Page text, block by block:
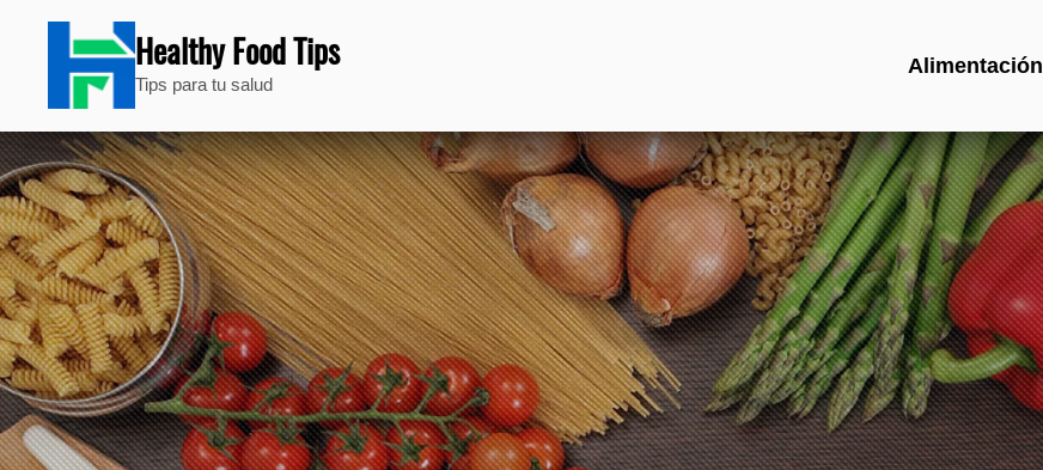
Healthy Food Tips
Tips para tu salud
Alimentación